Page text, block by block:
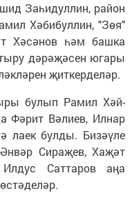
Заһидуллин, район
Хәбибуллин, "Зөя"
Хәсәнов һәм башка
дә­рәҗәсен югары
җиткерделәр.
булып Рамил Хәй­
Фәрит Вәлиев, Илнар
лаек булды. Бизәүле
Сираҗев, Хаҗәт
Саттаров аңа